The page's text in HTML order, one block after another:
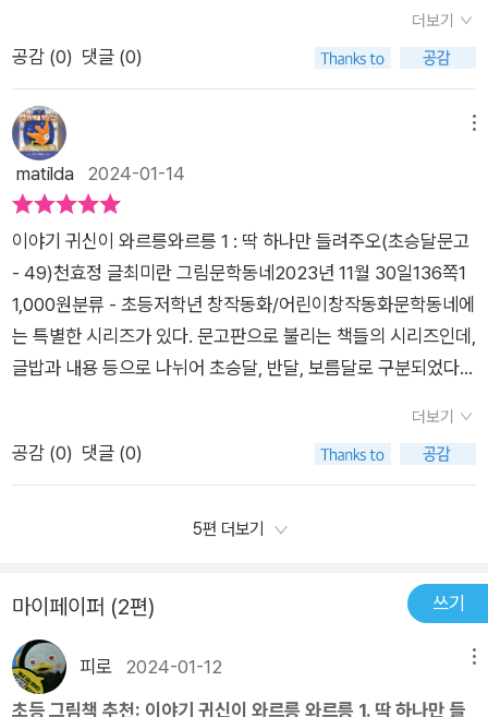
도 공통적인 고갱이 같은 것이 있잖아. 바로 키워준 동물이 은혜
를 갚는 설정. 복복이의 정체는 무엇이었을까? 무서운 왕지네에
여기도 재미가 한가득이다. 이렇게 하여 1권이 끝나고, 나머지 세
귀신의 이야기도 궁금하여 독자는 2권을 사러 간다.^^ 거기다가
부록처럼 ‘덤 이야기 하나’가 뒤에 붙어있는데, 그것도 센스 만점.
이야기를 만드는 주인공 아이가 윙크를 하면서 나를 보네. 그래,
바로 나!를 말이야.ㅎㅎㅎㅎㅎ 이 책도 대박이 날 느낌이다. 왜
냐하면 이게 ‘소장각’이기 때문이다. 이 책은 혹시 빌려주게 되면
꼭 챙겨서 받을 거고, 웬만하면 사시라고 권하겠다. 교실에 있어
도 활용할 일이 많고, 가정에 있다면 닳도록 읽을 것 같다.
주는 이야기 입니다. 앞으로 세상을 살아가면서 꼭 잊지 말았으면
엄마의 마음이 그대로 담긴 세번째 교훈이네요.​​ [이야기귀신이와
지는 빨래꾼 소녀 이야기까지. 지네에게 바쳐지는 소녀 이야기라
면 슬플 거라고 생각하기 쉽지만, 어떤 운명이든 내 스스로 개척
하면 된다는 앞으로 세상을 살아가면서 꼭 잊지 말았으면 엄마의
마음이 그대로 담긴 네번째 교훈이네요. ​어떤 이야기 하나도 그냥
지나칠 수 없는 기발한 이야기가 가득 들어있는 [이야기귀신이와
르릉와르릉] . 아이는 물론 어른까지 우리나라 옛이야기 재미 속
으로 푸욱 빠져버릴 수 있습니다.또한 엄마의 입장에서는 아이가
크면서 꼭 가졌으면 하는 인생의 교훈들도 잔뜩 들어있어서 아이
는 물론 어른들도 꼭 읽으면 좋은 책 같다는 생각이 들었습니다.
째가 볼때는 제가 읽어주기도 했는데 술술 읽히네요 ㅎㅎ​세가지
이야기들이 펼쳐지는데요. 어쩜 이렇게 문장도 맛깔스러운지 정
말 읽는 내내 엄마인 저도 빠져들었어요^^​의성어, 의태어가 많이
들어가 있어서 이 책을 보고 따라 써보는 것도 좋을 거 같아요. ​
또 이야기마다 재미로 끝나는게 아니라 교훈도 담겨 있어서 저학
년들이 읽으면 참 좋을 책이네요! ​추가로 책에 흥미를 붙일 수 있
^​엄마인 저도 할머니가 들려주는 이야기처럼 너무나 재미있게 이
야기속으로 풍덩 빠졌어요. ㅎㅎ​우리집 아이들은 너무 재미있다
며 삼백이의 칠일장 시리즈와 이야기귀신이와르릉와르릉 2권을
사달라고 하네요. ​​**출판사로부터 도서를 제공받아 직접 읽고 후
기를 작성하였습니다.​​​ #이야기귀신이와르릉와르릉 #천효정 #문
더보기
공감 (0) 댓글 (0)
matilda 2024-01-14
이야기 귀신이 와르릉와르릉 1 : 딱 하나만 들려주오(초승달문고
- 49)천효정 글최미란 그림문학동네2023년 11월 30일136쪽1
1,000원분류 - 초등저학년 창작동화/어린이창작동화문학동네에
는 특별한 시리즈가 있다. 문고판으로 불리는 책들의 시리즈인데,
글밥과 내용 등으로 나뉘어 초승달, 반달, 보름달로 구분되었다.
이 다양하게 읽을 수 있는 것이 이 문고판 책들의 장점이라 생각
한다. 아이도 즐겨 읽었던 이 문고판 도서들, 이번에 신간도서를
초승달 문고 49번으로 또 한 번 재미를 선사한다. 이번 <이야기
크게 세 가지 이야기가 수록되어 있다. 1) 세상에서 제일 운 없는
사내2) 신기한 대나무 베개3) 빨래꾼과 복복이 이 책의 이야기는
이야기를 좋아하는 아이가 살았다로 시작된다. 먹고 자는 것보다
이야기 듣는 걸 더 좋아했다는 아이는 누구든 만나면 이야기를 해
더보기
공감 (0) 댓글 (0)
5편 더보기
마이페이퍼 (2편) 쓰기
피로 2024-01-12
초등 그림책 추천: 이야기 귀신이 와르릉 와르릉 1. 딱 하나만 들